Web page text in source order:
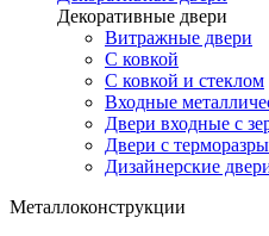
Декоративные двери
Витражные двери
С ковкой
С ковкой и стеклом
Входные
Двери входные с
Двери с
Дизайнерские
Металлоконструкции